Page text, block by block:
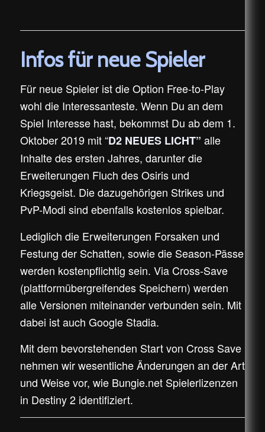
Infos für neue Spieler
Für neue Spieler ist die Option Free-to-Play
wohl die Interessanteste. Wenn Du an dem
Spiel Interesse hast, bekommst Du ab dem 1.
Oktober 2019 mit “D2 NEUES LICHT” alle
Inhalte des ersten Jahres, darunter die
Erweiterungen Fluch des Osiris und
Kriegsgeist. Die dazugehörigen Strikes und
PvP-Modi sind ebenfalls kostenlos spielbar.
Lediglich die Erweiterungen Forsaken und
Festung der Schatten, sowie die Season-Pässe
werden kostenpflichtig sein. Via Cross-Save
(plattformübergreifendes Speichern) werden
alle Versionen miteinander verbunden sein. Mit
dabei ist auch Google Stadia.
Mit dem bevorstehenden Start von Cross Save
nehmen wir wesentliche Änderungen an der Art
und Weise vor, wie Bungie.net Spielerlizenzen
in Destiny 2 identifiziert.